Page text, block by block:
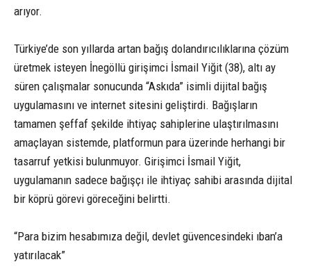
arıyor.
Türkiye’de son yıllarda artan bağış dolandırıcılıklarına çözüm
üretmek isteyen İnegöllü girişimci İsmail Yiğit (38), altı ay
süren çalışmalar sonucunda “Askıda” isimli dijital bağış
uygulamasını ve internet sitesini geliştirdi. Bağışların
tamamen şeffaf şekilde ihtiyaç sahiplerine ulaştırılmasını
amaçlayan sistemde, platformun para üzerinde herhangi bir
tasarruf yetkisi bulunmuyor. Girişimci İsmail Yiğit,
uygulamanın sadece bağışçı ile ihtiyaç sahibi arasında dijital
bir köprü görevi göreceğini belirtti.
“Para bizim hesabımıza değil, devlet güvencesindeki ıban’a
yatırılacak”